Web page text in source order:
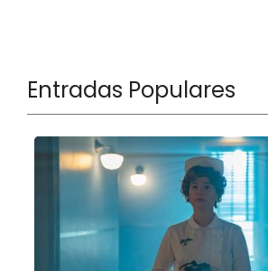
Entradas Populares